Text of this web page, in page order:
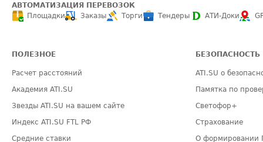
АВТОМАТИЗАЦИЯ ПЕРЕВОЗОК
Площадки
Заказы Торги Тендеры АТИ-Доки
ПОЛЕЗНОЕ
Расчет расстояний
Академия ATI.SU
Звезды ATI.SU на вашем сайте
Индекс ATI.SU FTL РФ
Средние ставки
БЕЗОПАСНОСТЬ
ATI.SU о
Памятка по
Светофор+
Страхование
О формировании